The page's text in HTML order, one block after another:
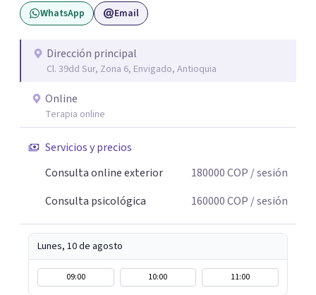
WhatsApp Email
Dirección principal
Cl. 39dd Sur, Zona 6, Envigado, Antioquia
Online
Terapia online
Servicios y precios
Consulta online exterior
180000COP / sesión
Consulta psicológica
160000COP / sesión
Lunes, 10 de agosto
09:00 10:00 11:00